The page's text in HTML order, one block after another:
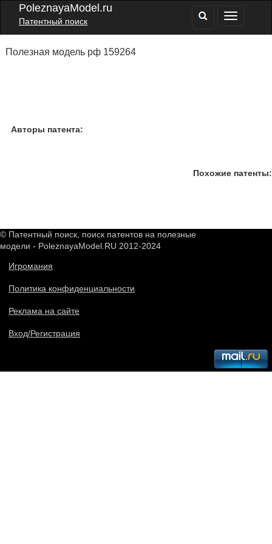
PoleznayaModel.ru
Патентный поиск
Полезная модель рф 159264
Авторы патента:
Похожие патенты:
© Патентный поиск, поиск патентов на полезные
модели - PoleznayaModel.RU 2012-2024
Игромания
Политика конфиденциальности
Реклама на сайте
Вход/Регистрация